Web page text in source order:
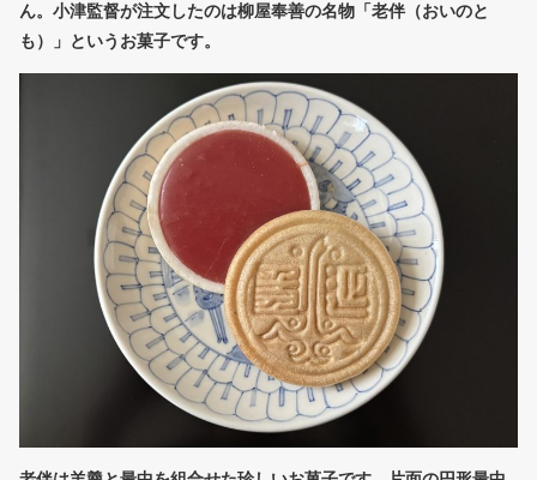
ん。小津監督が注文したのは柳屋奉善の名物「老伴（おいのと
も）」というお菓子です。